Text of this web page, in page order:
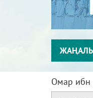
Омар ибн